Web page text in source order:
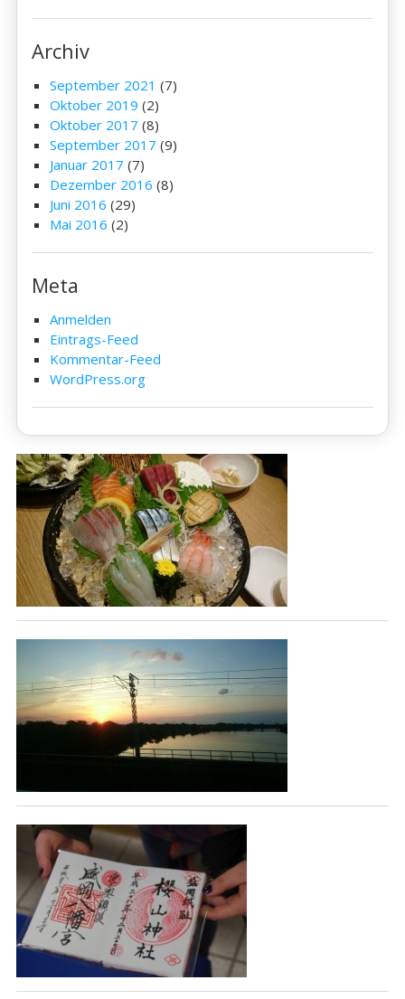
Archiv
September 2021 (7)
Oktober 2019 (2)
Oktober 2017 (8)
September 2017 (9)
Januar 2017 (7)
Dezember 2016 (8)
Juni 2016 (29)
Mai 2016 (2)
Meta
Anmelden
Eintrags-Feed
Kommentar-Feed
WordPress.org